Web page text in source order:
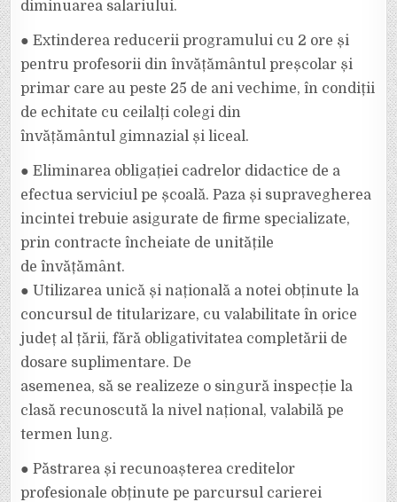
diminuarea salariului.
● Extinderea reducerii programului cu 2 ore și
pentru profesorii din învățământul preșcolar și
primar care au peste 25 de ani vechime, în condiții
de echitate cu ceilalți colegi din
învățământul gimnazial și liceal.
● Eliminarea obligației cadrelor didactice de a
efectua serviciul pe școală. Paza și supravegherea
incintei trebuie asigurate de firme specializate,
prin contracte încheiate de unitățile
de învățământ.
● Utilizarea unică și națională a notei obținute la
concursul de titularizare, cu valabilitate în orice
județ al țării, fără obligativitatea completării de
dosare suplimentare. De
asemenea, să se realizeze o singură inspecție la
clasă recunoscută la nivel național, valabilă pe
termen lung.
● Păstrarea și recunoașterea creditelor
profesionale obținute pe parcursul carierei